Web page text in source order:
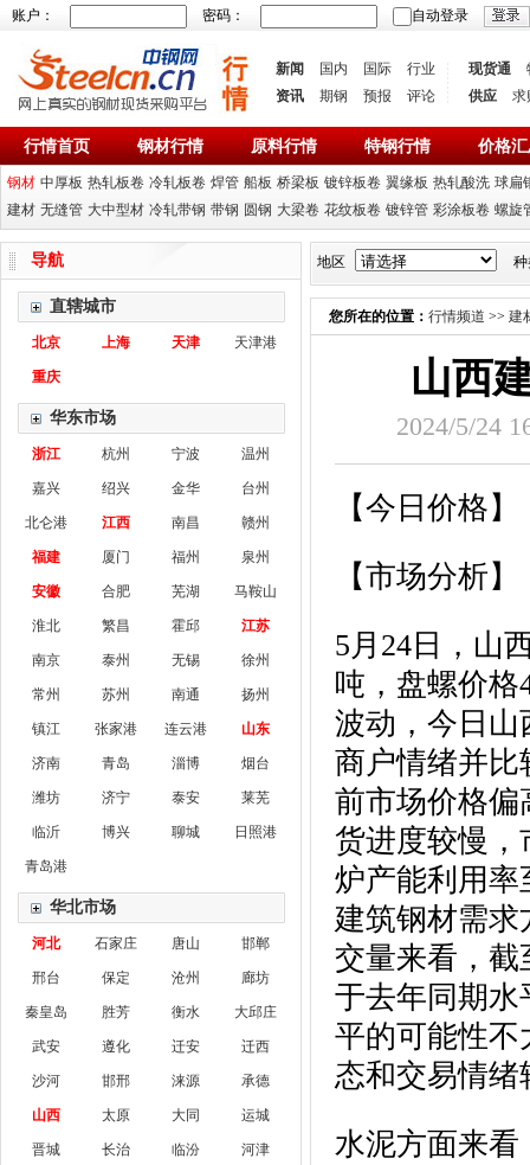
账户： 密码： 自动登录
新闻 国内 国际
行业
资讯
期钢 预报 评论
现货通
供应
求
行情首页 钢材行情 原料行情 特钢行情 价格
钢材 中厚板 热轧板卷 冷轧板卷 焊管 船板 桥梁板 镀锌板卷 翼缘板 热轧酸洗 球扁
建材 无缝管 大中型材 冷轧带钢 带钢 圆钢 大梁卷 花纹板卷 镀锌管 彩涂板卷 螺旋
导航
直辖城市
北京 上海 天津 天津港
重庆
华东市场
浙江 杭州 宁波 温州
嘉兴 绍兴 金华 台州
北仑港 江西 南昌 赣州
福建 厦门 福州 泉州
安徽 合肥 芜湖 马鞍山
淮北 繁昌 霍邱 江苏
南京 泰州 无锡 徐州
常州 苏州 南通 扬州
镇江 张家港 连云港 山东
济南 青岛 淄博 烟台
潍坊 济宁 泰安 莱芜
临沂 博兴 聊城 日照港
青岛港
华北市场
河北 石家庄 唐山 邯郸
邢台 保定 沧州 廊坊
秦皇岛 胜芳 衡水 大邱庄
武安 遵化 迁安 迁西
沙河 邯邢 涞源 承德
山西 太原 大同 运城
晋城 长治 临汾 河津
地区
您所在的位置： 行情频道 >> 建
山西
2024/5/24
【今日价格】
【市场分析】
5月24日，山
吨，盘螺价格
波动，今日山
商户情绪并比
前市场价格偏
货进度较慢，
炉产能利用率
建筑钢材需
交量来看，截
于去年同期水
平的可能性不
态和交易情
水泥方面来看